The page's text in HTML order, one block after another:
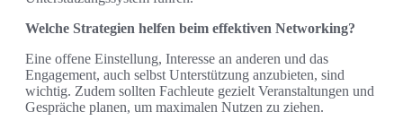
Welche Strategien helfen beim effektiven Networking?
Eine offene Einstellung, Interesse an anderen und das
Engagement, auch selbst Unterstützung anzubieten, sind
wichtig. Zudem sollten Fachleute gezielt Veranstaltungen und
Gespräche planen, um maximalen Nutzen zu ziehen.